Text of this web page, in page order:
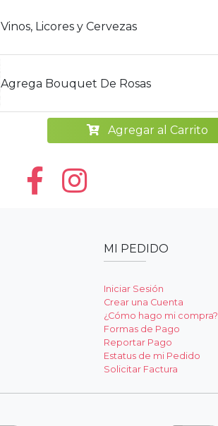
Vinos, Licores y Cervezas
Agrega Bouquet De Rosas
Agregar al Carrito
MI PEDIDO
Iniciar Sesión
Crear una Cuenta
¿Cómo hago mi compra?
Formas de Pago
Reportar Pago
Estatus de mi Pedido
Solicitar Factura